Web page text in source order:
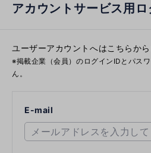
アカウントサービス用ロ
ユーザーアカウントへはこちらか
※掲載企業（会員）のログインIDとパス
ん。
E-mail